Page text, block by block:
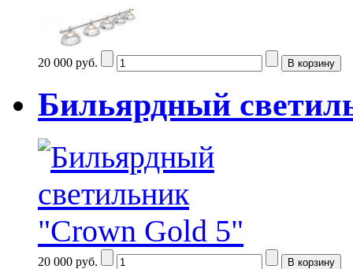
20 000 руб.
Бильярдный
20 000 руб.